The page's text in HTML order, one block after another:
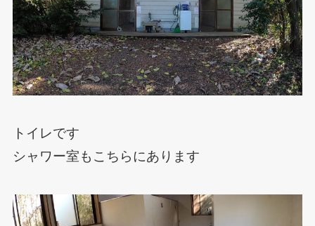
トイレです
シャワー室もこちらにあります